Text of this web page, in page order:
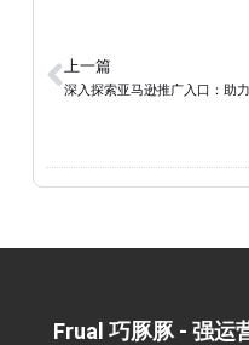
上一篇
Frual 巧豚豚 - 强运